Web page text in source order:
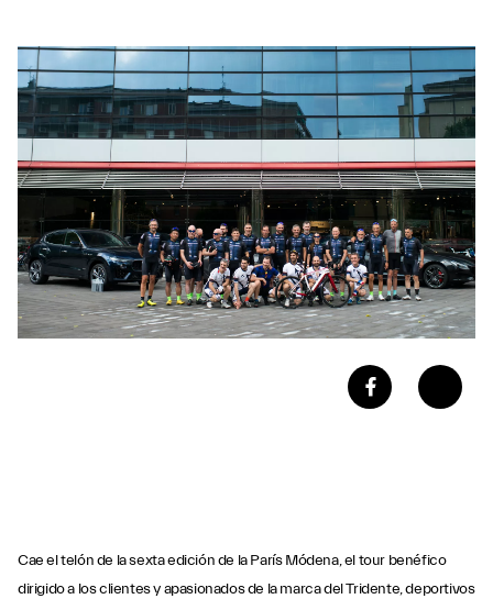
Cae el telón de la sexta edición de la París Módena, el tour benéfico
dirigido a los clientes y apasionados de la marca del Tridente, deportivos